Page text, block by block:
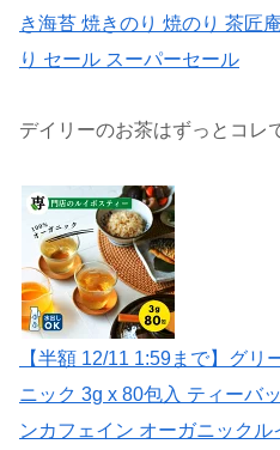
き海苔 焼きのり 焼のり 茶匠
り セール スーパーセール
デイリーのお茶はずっとコレ
【半額 12/11 1:59まで】グ
ニック 3g x 80包入 ティーバ
ンカフェイン オーガニック